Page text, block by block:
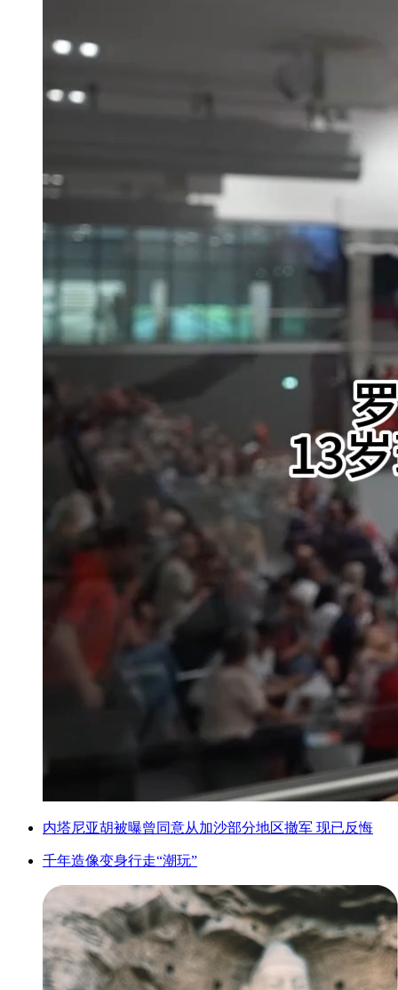
内塔尼亚胡被曝曾同意从加沙部分地区撤军 现已反悔
千年造像变身行走“潮玩”